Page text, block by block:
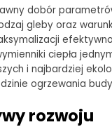
dobór
gleby oraz
ciepła
i najbardziej
ogrzewania
rozwoju